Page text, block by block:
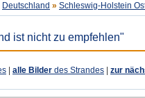
Deutschland » Schleswig-Holstein
ist nicht zu empfehlen"
alle Bilder des Strandes zur